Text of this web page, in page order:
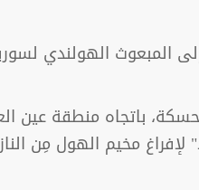
المبعوث الهولندي
شرقي الحسكة، باتجاه منطقة عين
مخيم الهول مِن